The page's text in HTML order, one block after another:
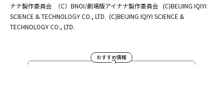
ナナ製作委員会
（C）BNOI/劇場版アイナナ製作委員会 (C)BEIJING IQIYI
SCIENCE & TECHNOLOGY CO., LTD. (C)BEIJING IQIYI SCIENCE &
TECHNOLOGY CO., LTD.
おすすめ情報